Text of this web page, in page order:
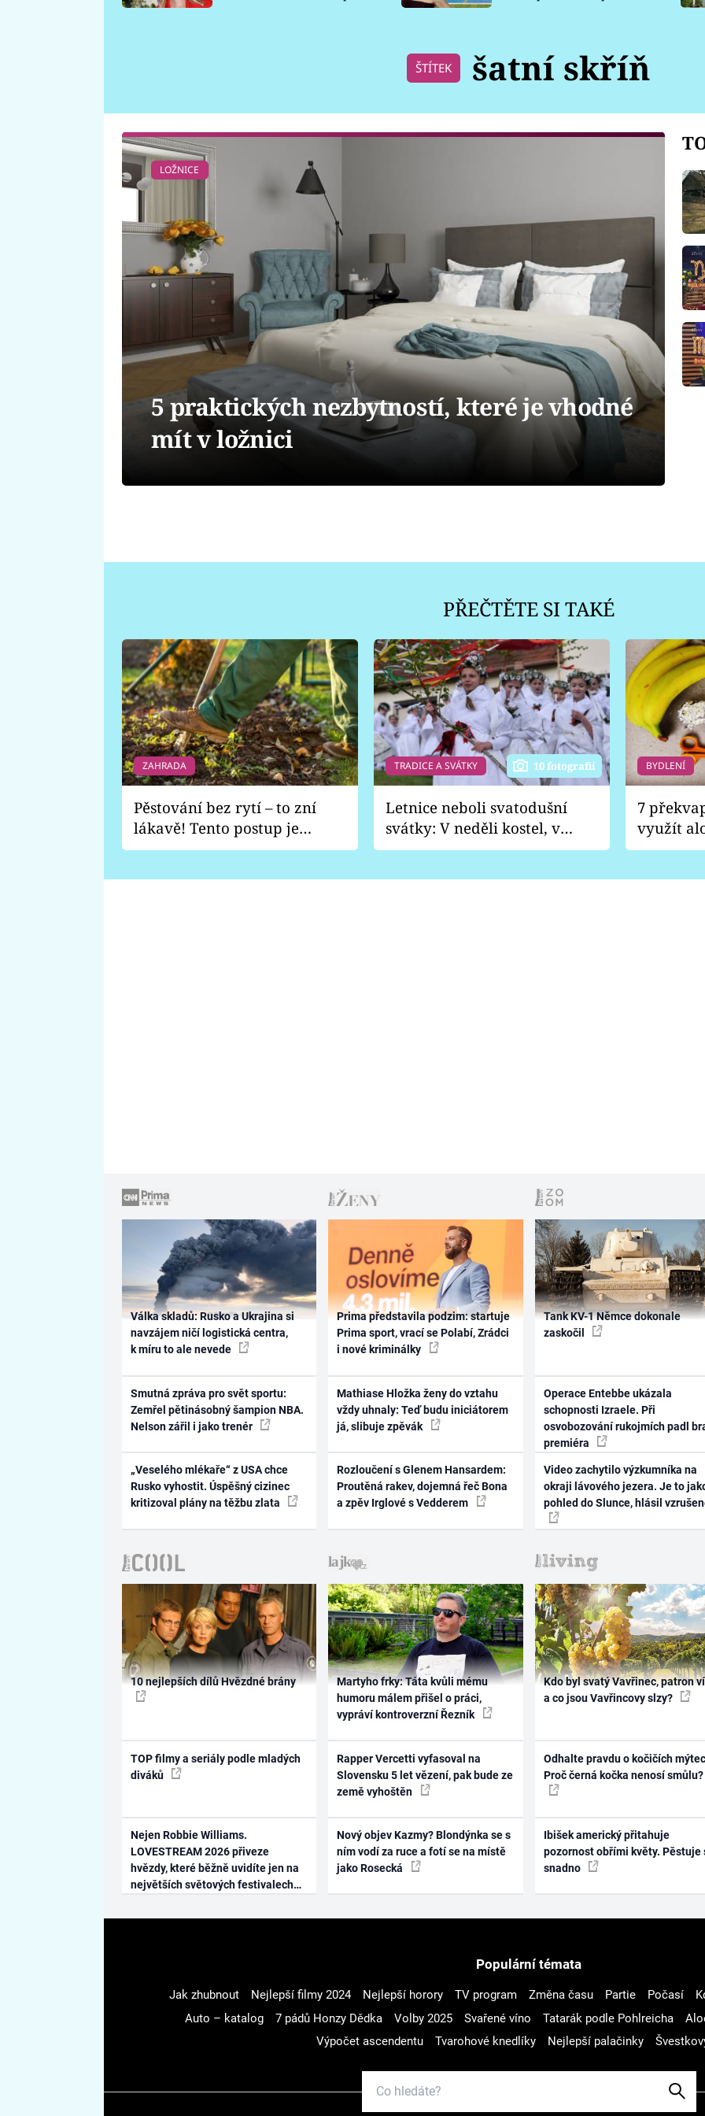
ŠTÍTEK šatní skříň
LOŽNICE
5 praktických nezbytností, které je vhodné
mít v ložnici
PŘEČTĚTE SI TAKÉ
ZAHRADA
Pěstování bez rytí – to zní
lákavě! Tento postup je
vhodný jen pro některé
TRADICE A SVÁTKY 10 fotografií
Letnice neboli svatodušní
svátky: V neděli kostel, v
pondělí zábava
BYDLENÍ
7
využít
Válka skladů: Rusko a Ukrajina si
navzájem ničí logistická centra,
k míru to ale nevede
Smutná zpráva pro svět sportu:
Zemřel pětinásobný šampion NBA.
Nelson zářil i jako trenér
„Veselého mlékaře“ z USA chce
Rusko vyhostit. Úspěšný cizinec
kritizoval plány na těžbu zlata
Prima představila podzim: startuje
Prima sport, vrací se Polabí, Zrádci
i nové kriminálky
Mathiase Hložka ženy do vztahu
vždy uhnaly: Teď budu iniciátorem
já, slibuje zpěvák
Rozloučení s Glenem Hansardem:
Proutěná rakev, dojemná řeč Bona
a zpěv Irglové s Vedderem
Tank KV-1 Němce dokonale
zaskočil
Operace Entebbe ukázala
schopnosti Izraele. Při
osvobozování rukojmích padl
premiéra
Video zachytilo výzkumníka na
okraji lávového jezera. Je to
pohled do Slunce, hlásil
10 nejlepších dílů Hvězdné brány
TOP filmy a seriály podle mladých
diváků
Nejen Robbie Williams.
LOVESTREAM 2026 přiveze
hvězdy, které běžně uvidíte jen na
největších světových festivalech
Martyho frky: Táta kvůli mému
humoru málem přišel o práci,
vypráví kontroverzní Řezník
Rapper Vercetti vyfasoval na
Slovensku 5 let vězení, pak bude ze
země vyhoštěn
Nový objev Kazmy? Blondýnka se s
ním vodí za ruce a fotí se na místě
jako Rosecká
Kdo byl svatý Vavřinec, patron
a co jsou Vavřincovy slzy?
Odhalte pravdu o kočičích
Proč černá kočka nenosí smůlu?
Ibišek americký přitahuje
pozornost obřími květy. Pěstuje
snadno
Populární témata
Jak zhubnout Nejlepší filmy 2024 Nejlepší horory TV program Změna času Partie Počasí
Auto – katalog
7 pádů Honzy Dědka Volby 2025 Svařené víno Tatarák podle Pohlreicha
Výpočet ascendentu
Tvarohové knedlíky Nejlepší palačinky